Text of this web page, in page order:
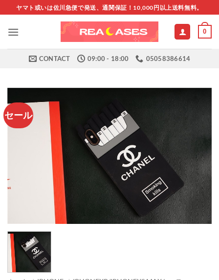
to
content
ヤマト或いは佐川急便で発送、通関保証！10,000円以上送料無料。
0
CONTACT 09:00 - 18:00 05058386614
セール